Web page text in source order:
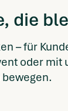
die
– für
oder